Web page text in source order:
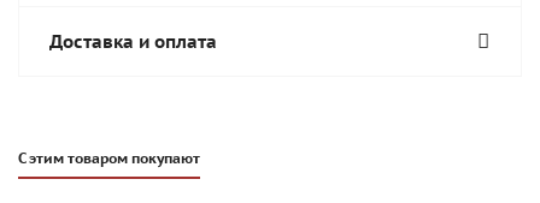
Доставка и оплата
С этим товаром покупают